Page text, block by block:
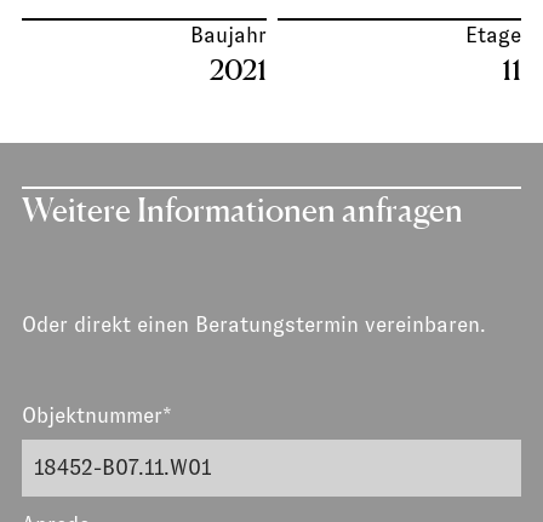
Baujahr
2021
Etage
11
Weitere Informationen anfragen
Oder direkt einen Beratungstermin vereinbaren.
Objektnummer*